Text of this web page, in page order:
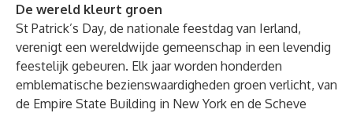
De wereld kleurt groen
St Patrick’s Day, de nationale feestdag van Ierland,
verenigt een wereldwijde gemeenschap in een levendig
feestelijk gebeuren. Elk jaar worden honderden
emblematische bezienswaardigheden groen verlicht, van
de Empire State Building in New York en de Scheve